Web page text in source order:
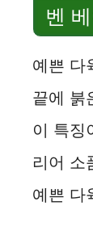
벤
예쁜 다
끝에 붉
이 특징
리어 소
예쁜 다